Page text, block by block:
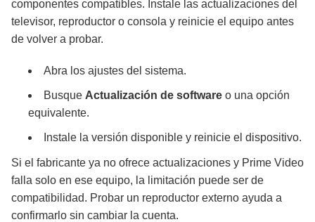
componentes compatibles. Instale las actualizaciones del
televisor, reproductor o consola y reinicie el equipo antes
de volver a probar.
Abra los ajustes del sistema.
Busque Actualización de software o una opción
equivalente.
Instale la versión disponible y reinicie el dispositivo.
Si el fabricante ya no ofrece actualizaciones y Prime Video
falla solo en ese equipo, la limitación puede ser de
compatibilidad. Probar un reproductor externo ayuda a
confirmarlo sin cambiar la cuenta.